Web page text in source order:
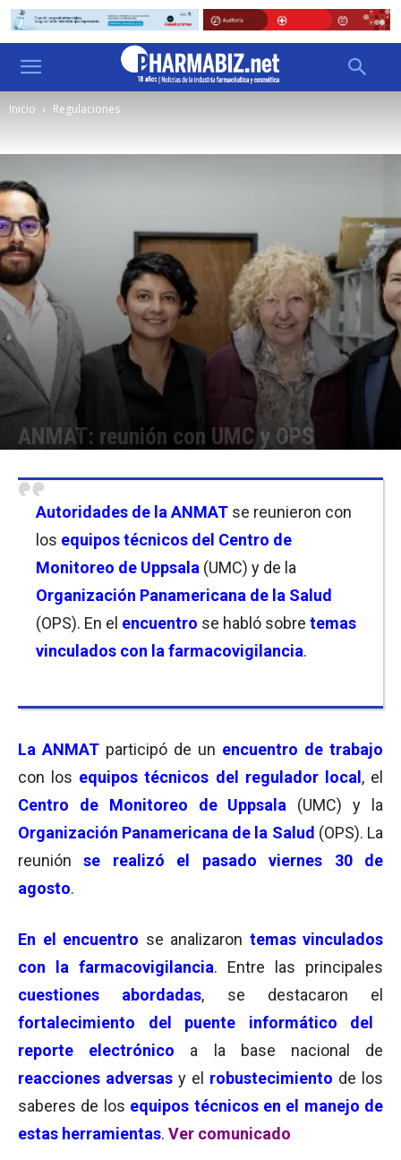
Inicio Regulaciones
ANMAT: reunión con UMC y OPS
Autoridades de la ANMAT se reunieron con
los equipos técnicos del Centro de
Monitoreo de Uppsala (UMC) y de la
Organización Panamericana de la Salud
(OPS). En el encuentro se habló sobre temas
vinculados con la farmacovigilancia.
La ANMAT participó de un encuentro de trabajo
con los equipos técnicos del regulador local , el
Centro de Monitoreo de Uppsala
(UMC) y la
Organización Panamericana de la Salud (OPS). La
reuniónse realizó el pasado viernes 30 de
agosto.
En el encuentro se analizaron temas vinculados
con la farmacovigilancia. Entre las principales
cuestiones abordadas, se destacaron el
fortalecimiento del puente informático del
reporte electrónico a la base nacional de
reacciones adversas y el robustecimiento de los
saberes de los equipos técnicos en el manejo de
estas herramientas. Ver comunicado